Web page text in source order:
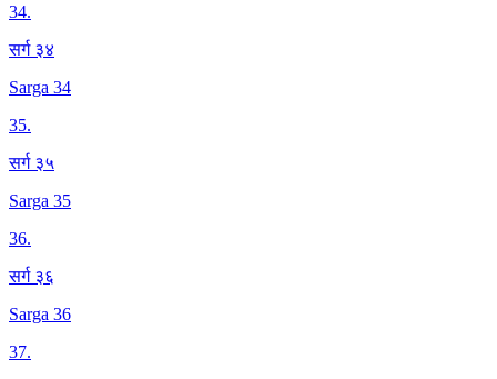
34.
सर्ग ३४
Sarga 34
35.
सर्ग ३५
Sarga 35
36.
सर्ग ३६
Sarga 36
37.